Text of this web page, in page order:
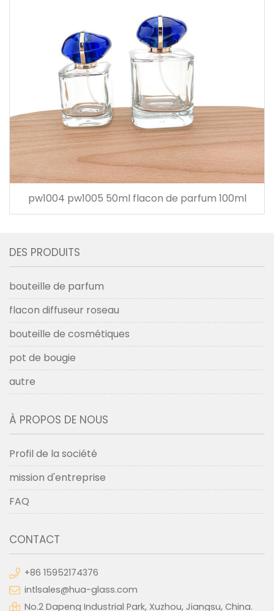
pw1004 pw1005 50ml flacon de parfum 100ml
DES PRODUITS
bouteille de parfum
flacon diffuseur roseau
bouteille de cosmétiques
pot de bougie
autre
À PROPOS DE NOUS
Profil de la société
mission d'entreprise
FAQ
CONTACT
+86 15952174376
intlsales@hua-glass.com
No.2 Dapeng Industrial Park, Xuzhou, Jiangsu, China.